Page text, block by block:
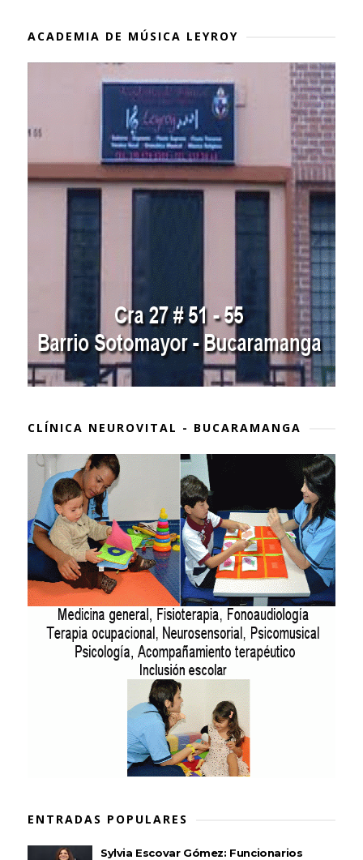
ACADEMIA DE MÚSICA LEYROY
CLÍNICA NEUROVITAL - BUCARAMANGA
ENTRADAS POPULARES
Sylvia Escovar Gómez: Funcionarios